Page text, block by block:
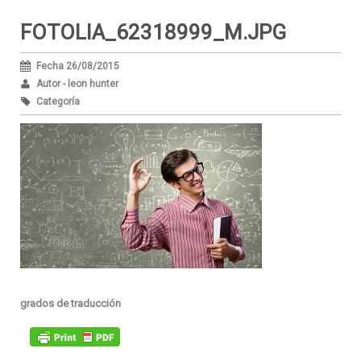
FOTOLIA_62318999_M.JPG
Fecha 26/08/2015
Autor - leon hunter
Categoría
grados de traducción